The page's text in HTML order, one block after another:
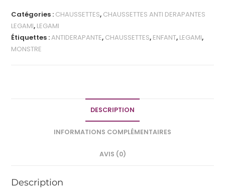
Catégories : CHAUSSETTES, CHAUSSETTES ANTI DERAPANTES
LEGAMI, LEGAMI
Étiquettes :ANTIDERAPANTE, CHAUSSETTES, ENFANT, LEGAMI,
MONSTRE
DESCRIPTION
INFORMATIONS COMPLÉMENTAIRES
AVIS (0)
Description